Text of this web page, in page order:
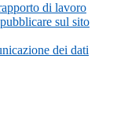
di lavoro
sul sito
dei dati